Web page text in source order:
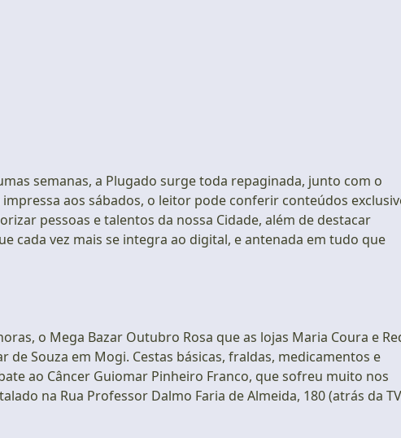
semanas, a Plugado surge toda repaginada, junto com o
aos sábados, o leitor pode conferir conteúdos
pessoas e talentos da nossa Cidade, além de destacar
cada vez mais se integra ao digital, e antenada em tudo que
o Mega Bazar Outubro Rosa que as lojas Maria Coura e
Souza em Mogi. Cestas básicas, fraldas, medicamentos e
ao Câncer Guiomar Pinheiro Franco, que sofreu muito nos
na Rua Professor Dalmo Faria de Almeida, 180 (atrás da TV